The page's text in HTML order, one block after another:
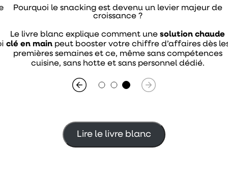
Pourquoi le snacking est devenu un levier majeur de
croissance ?
Le livre blanc explique comment unesolution chaude
clé en mainpeut booster votre chiffre d’affaires dès les
premières semaines et ce, même sans compétences
cuisine, sans hotte et sans personnel dédié.
Lire le livre blanc